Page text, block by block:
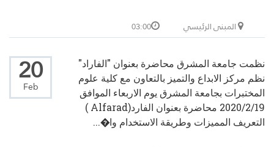
المبنى الرئيسي 03:00
20
Feb
نظمت جامعة المشرق محاضرة بعنوان "الفاراد"
نظم مركز الابداع والتميز بالتعاون مع كلية علوم
المختبرات بجامعة المشرق يوم الاربعاء الموافق
2020/2/19 محاضرة بعنوان الفارد(Alfarad )
التعريف المميزات وطريقة الاستخدام وا�...